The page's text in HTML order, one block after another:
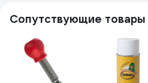
Сопутствующие товары